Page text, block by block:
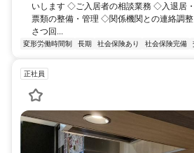
いします ◇ご入居者の相談業務 ◇入退居
票類の整備・管理 ◇関係機関との連絡調
さつ回...
変形労働時間制 長期 社会保険あり 社会保険完備
正社員